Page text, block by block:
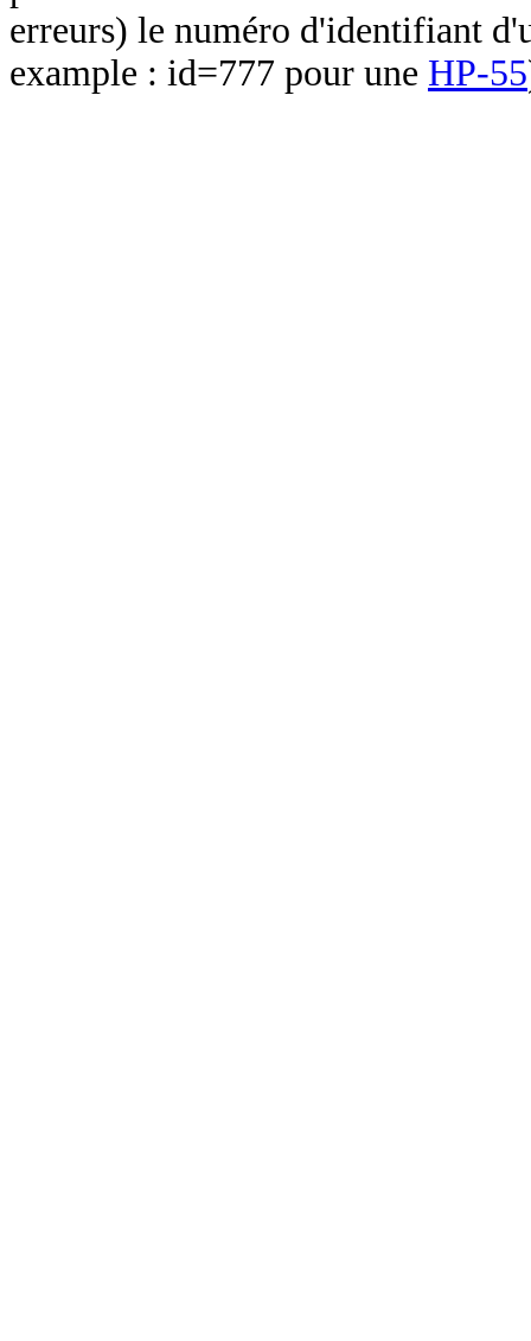
erreurs) le numéro d'identifiant
example : id=777 pour une HP-55